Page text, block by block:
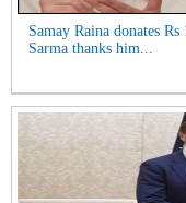
Samay Raina donates
Sarma thanks him...